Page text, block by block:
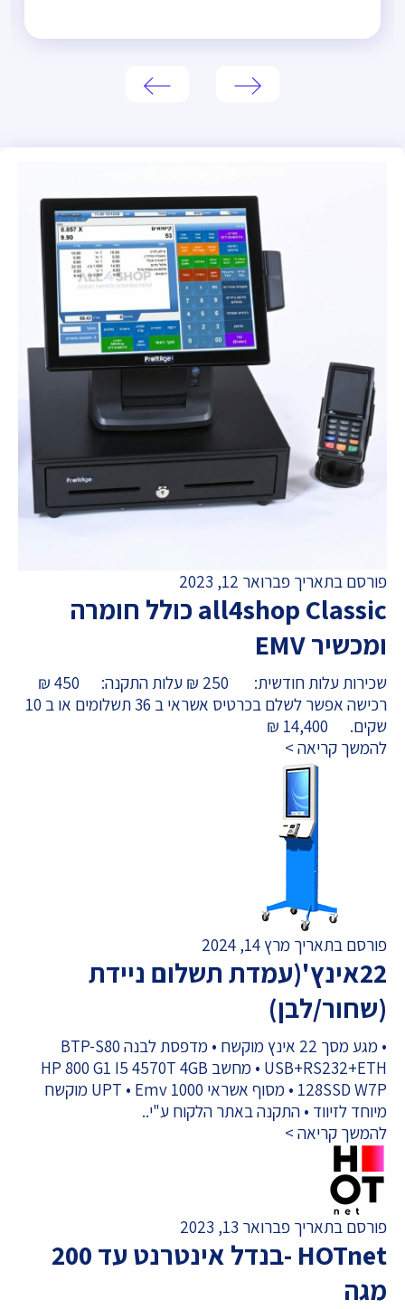
פורסם בתאריך פברואר 12, 2023
all4shop Classic כולל חומרה
ומכשיר EMV
שכירות עלות חודשית: 250 ₪ עלות התקנה: 450 ₪
רכישה אפשר לשלם בכרטיס אשראי ב 36 תשלומים או ב 10
שקים. 14,400 ₪
להמשך קריאה >
פורסם בתאריך מרץ 14, 2024
22אינץ'(עמדת תשלום ניידת
(שחור/לבן)
• מגע מסך 22 אינץ מוקשח • מדפסת לבנה BTP-S80
USB+RS232+ETH • מחשב HP 800 G1 I5 4570T 4GB
128SSD W7P • מסוף אשראי 1000 UPT • Emv מוקשח
מיוחד לזיווד • התקנה באתר הלקוח ע"י..
להמשך קריאה >
פורסם בתאריך פברואר 13, 2023
HOTnet -‏בנדל אינטרנט עד 200
מגה